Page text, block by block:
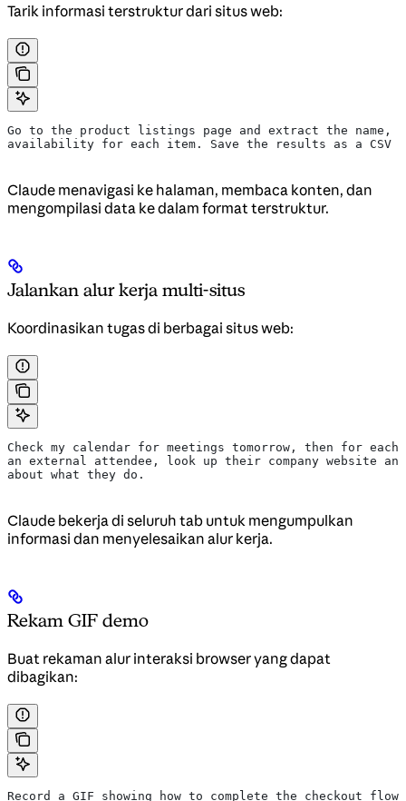
Tarik informasi terstruktur dari situs web:
Go to the product listings page and extract the name,
availability for each item. Save the results as a CSV
Claude menavigasi ke halaman, membaca konten, dan
mengompilasi data ke dalam format terstruktur.
Jalankan alur kerja multi-situs
Koordinasikan tugas di berbagai situs web:
Check my calendar for meetings tomorrow, then for each
an external attendee, look up their company website
about what they do.
Claude bekerja di seluruh tab untuk mengumpulkan
informasi dan menyelesaikan alur kerja.
Rekam GIF demo
Buat rekaman alur interaksi browser yang dapat
dibagikan:
Record a GIF showing how to complete the checkout